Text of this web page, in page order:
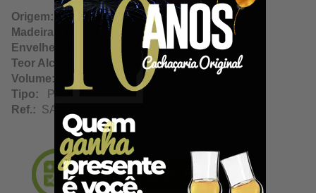
Origem: Mato Verde / Minas Gerais
Madeira:
Envelhecimento:
N/A
Teor Alcoólico:
40.00%
Volume: 750Ml
Tipo: Prata
Ref.: SA12808